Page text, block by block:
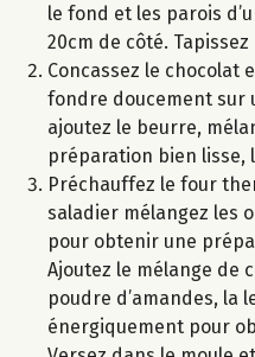
le fond et les parois
20cm de côté.
Concassez le chocolat
fondre doucement sur
ajoutez le beurre,
préparation bien lisse,
Préchauffez le four
saladier mélangez les
pour obtenir une
Ajoutez le mélange de
poudre d’amandes, la
énergiquement pour